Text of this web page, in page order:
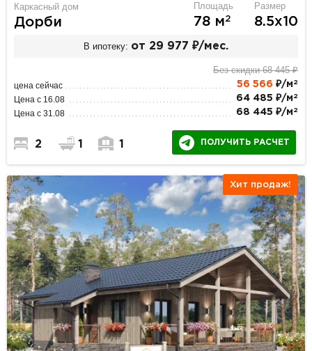
Каркасный дом
Дорби
Площадь
78 м2
Размер
8.5х10
В ипотеку: от 29 977 ₽/мес.
Без скидки 68 445 ₽
цена сейчас 56 566 ₽/м 2
Цена с 16.08 64 485 ₽/м 2
Цена с 31.08 68 445 ₽/м 2
2 1 1 ПОЛУЧИТЬ РАСЧЕТ
Хит продаж!